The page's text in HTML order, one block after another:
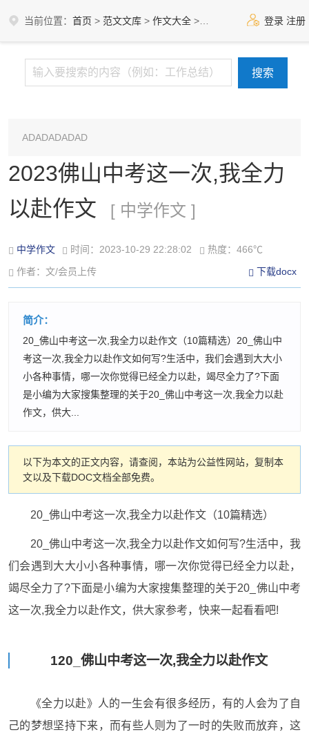
当前位置： 首页 > 范文文库 > 作文大全 > 登录 注册
ADADADADAD
2023佛山中考这一次,我全力
以赴作文
[ 中学作文 ]
中学作文 时间：2023-10-29 22:28:02
热度：466℃
作者：文/会员上传
下载docx
简介：
20_佛山中考这一次,我全力以赴作文（10篇精选）20_佛山中
考这一次,我全力以赴作文如何写?生活中，我们会遇到大大小
小各种事情，哪一次你觉得已经全力以赴，竭尽全力了?下面
是小编为大家搜集整理的关于20_佛山中考这一次,我全力以赴
作文，供大...
以下为本文的正文内容，请查阅，本站为公益性网站，复制本
文以及下载DOC文档全部免费。
20_佛山中考这一次,我全力以赴作文（10篇精选）
20_佛山中考这一次,我全力以赴作文如何写?生活中，我
们会遇到大大小小各种事情，哪一次你觉得已经全力以赴，
竭尽全力了?下面是小编为大家搜集整理的关于20_佛山中考
这一次,我全力以赴作文，供大家参考，快来一起看看吧!
120_佛山中考这一次,我全力以赴作文
《全力以赴》人的一生会有很多经历，有的人会为了自
己的梦想坚持下来，而有些人则为了一时的失败而放弃，这